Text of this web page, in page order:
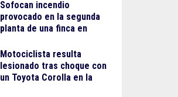
Ayotzinapa
Sofocan incendio
provocado en la segunda
planta de una finca en
Motociclista resulta
lesionado tras choque con
un Toyota Corolla en la